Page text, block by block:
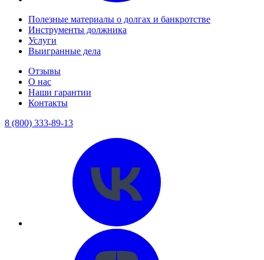
Полезные материалы о долгах и банкротстве
Инструменты должника
Услуги
Выигранные дела
Отзывы
О нас
Наши гарантии
Контакты
8 (800) 333-89-13